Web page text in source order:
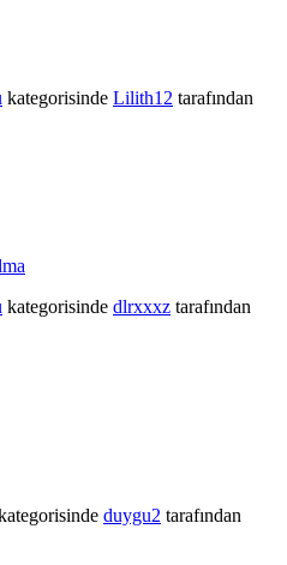
kategorisinde Lilith12 tarafından
kategorisinde dlrxxxz tarafından
duygu2 tarafından